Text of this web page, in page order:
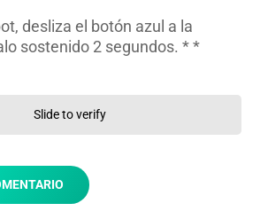
desliza el botón azul a la
sostenido 2 segundos. **
Slide to verify